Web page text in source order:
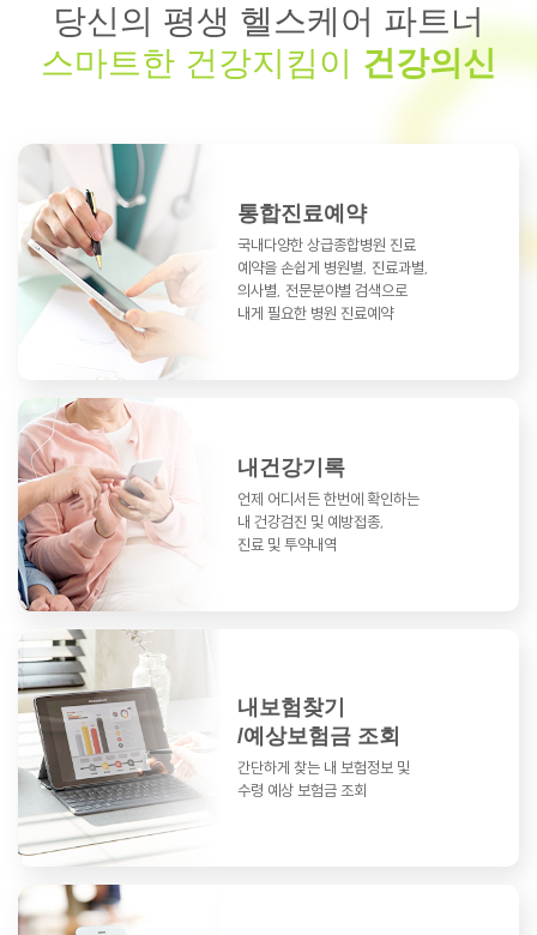
당신의 평생 헬스케어 파트너
스마트한 건강지킴이 건강의신
통합진료예약
국내다양한 상급종합병원 진료
예약을손쉽게 병원별, 진료과별,
의사별, 전문분야별 검색으로
내게 필요한 병원 진료예약
내건강기록
언제 어디서든 한번에 확인하는
내 건강검진 및 예방접종,
진료 및 투약내역
내보험찾기
/예상보험금 조회
간단하게 찾는 내 보험정보 및
수령 예상 보험금 조회